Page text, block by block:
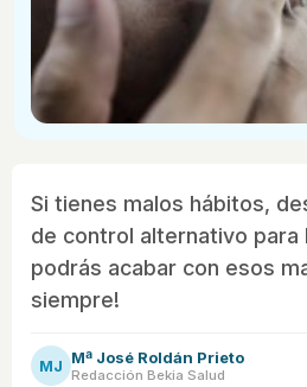
Si tienes malos hábitos,
de control alternativo para
podrás acabar con esos
siempre!
MJ Mª José Roldán Prieto
Redacción Bekia Salud